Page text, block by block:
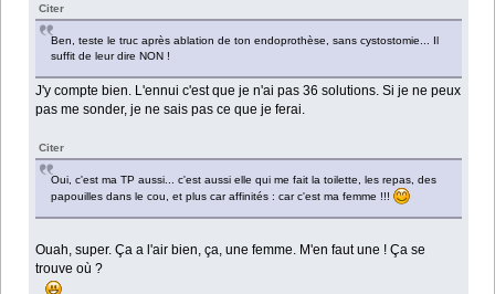
Citer
Ben, teste le truc après ablation de ton endoprothèse, sans cystostomie... Il
suffit de leur dire NON !
J'y compte bien. L'ennui c'est que je n'ai pas 36 solutions. Si je ne peux
pas me sonder, je ne sais pas ce que je ferai.
Citer
Oui, c'est ma TP aussi... c'est aussi elle qui me fait la toilette, les repas, des
papouilles dans le cou, et plus car affinités : car c'est ma femme !!!
Ouah, super. Ça a l'air bien, ça, une femme. M'en faut une ! Ça se
trouve où ?